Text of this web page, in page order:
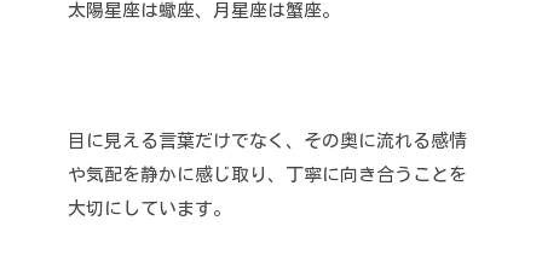
太陽星座は蠍座、月星座は蟹座。
目に見える言葉だけでなく、その奥に流れる感情
や気配を静かに感じ取り、丁寧に向き合うことを
大切にしています。